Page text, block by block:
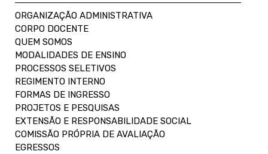
ORGANIZAÇÃO ADMINISTRATIVA
CORPO DOCENTE
QUEM SOMOS
MODALIDADES DE ENSINO
PROCESSOS SELETIVOS
REGIMENTO INTERNO
FORMAS DE INGRESSO
PROJETOS E PESQUISAS
EXTENSÃO E RESPONSABILIDADE SOCIAL
COMISSÃO PRÓPRIA DE AVALIAÇÃO
EGRESSOS